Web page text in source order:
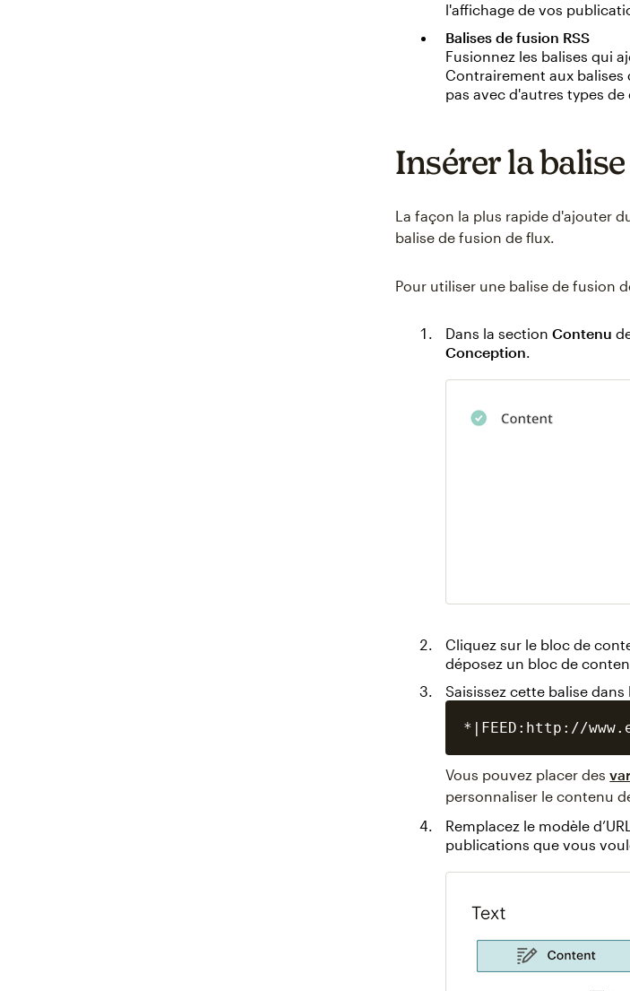
l'affichage de vos
Balises de fusion RSS
Fusionnez les balises qui
Contrairement aux balises
pas avec d'autres types de
Insérer la
La façon la plus rapide d'ajouter
balise de fusion de flux.
Pour utiliser une balise de fusion
Dans la sectionContenu
Conception.
Cliquez sur le bloc de
déposez un bloc de
Saisissez cette balise
Vous pouvez placer des
personnaliser le contenu
Remplacez le modèle
publications que vous